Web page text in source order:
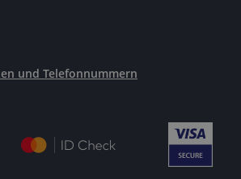
und Telefonnummern